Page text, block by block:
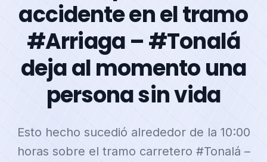
accidente en el tramo
#Arriaga – #Tonalá
deja al momento una
persona sin vida
Esto hecho sucedió alrededor de la 10:00
horas sobre el tramo carretero #Tonalá –